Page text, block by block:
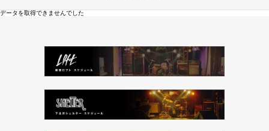
データを取得できませんでした